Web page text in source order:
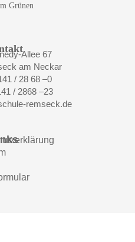
Grünen
Allee 67
am Neckar
/ 28 68 –0
/ 2868 –23
remseck.de